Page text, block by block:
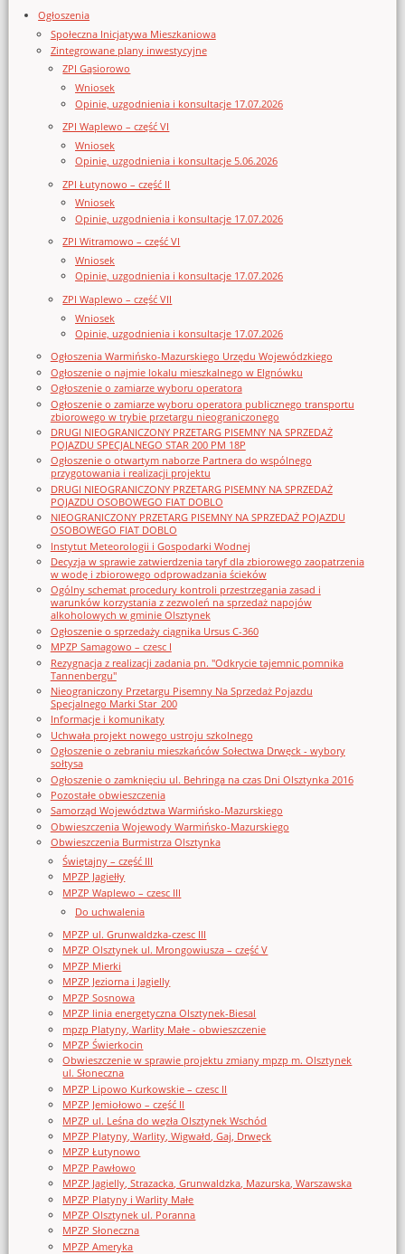
Ogłoszenia
Społeczna Inicjatywa Mieszkaniowa
Zintegrowane plany inwestycyjne
ZPI Gąsiorowo
Wniosek
Opinie, uzgodnienia i konsultacje 17.07.2026
ZPI Waplewo – część VI
Wniosek
Opinie, uzgodnienia i konsultacje 5.06.2026
ZPI Łutynowo – część II
Wniosek
Opinie, uzgodnienia i konsultacje 17.07.2026
ZPI Witramowo – część VI
Wniosek
Opinie, uzgodnienia i konsultacje 17.07.2026
ZPI Waplewo – część VII
Wniosek
Opinie, uzgodnienia i konsultacje 17.07.2026
Ogłoszenia Warmińsko-Mazurskiego Urzędu Wojewódzkiego
Ogłoszenie o najmie lokalu mieszkalnego w Elgnówku
Ogłoszenie o zamiarze wyboru operatora
Ogłoszenie o zamiarze wyboru operatora publicznego transportu
zbiorowego w trybie przetargu nieograniczonego
DRUGI NIEOGRANICZONY PRZETARG PISEMNY NA SPRZEDAŻ
POJAZDU SPECJALNEGO STAR 200 PM 18P
Ogłoszenie o otwartym naborze Partnera do wspólnego
przygotowania i realizacji projektu
DRUGI NIEOGRANICZONY PRZETARG PISEMNY NA SPRZEDAŻ
POJAZDU OSOBOWEGO FIAT DOBLO
NIEOGRANICZONY PRZETARG PISEMNY NA SPRZEDAŻ POJAZDU
OSOBOWEGO FIAT DOBLO
Instytut Meteorologii i Gospodarki Wodnej
Decyzja w sprawie zatwierdzenia taryf dla zbiorowego zaopatrzenia
w wodę i zbiorowego odprowadzania ścieków
Ogólny schemat procedury kontroli przestrzegania zasad i
warunków korzystania z zezwoleń na sprzedaż napojów
alkoholowych w gminie Olsztynek
Ogłoszenie o sprzedaży ciągnika Ursus C-360
MPZP Samagowo – czesc I
Rezygnacja z realizacji zadania pn. "Odkrycie tajemnic pomnika
Tannenbergu"
Nieograniczony Przetargu Pisemny Na Sprzedaż Pojazdu
Specjalnego Marki Star_200
Informacje i komunikaty
Uchwała projekt nowego ustroju szkolnego
Ogłoszenie o zebraniu mieszkańców Sołectwa Drwęck - wybory
sołtysa
Ogłoszenie o zamknięciu ul. Behringa na czas Dni Olsztynka 2016
Pozostałe obwieszczenia
Samorząd Województwa Warmińsko-Mazurskiego
Obwieszczenia Wojewody Warmińsko-Mazurskiego
Obwieszczenia Burmistrza Olsztynka
Świętajny – część III
MPZP Jagiełły
MPZP Waplewo – czesc III
Do uchwalenia
MPZP ul. Grunwaldzka-czesc III
MPZP Olsztynek ul. Mrongowiusza – część V
MPZP Mierki
MPZP Jeziorna i Jagielly
MPZP Sosnowa
MPZP linia energetyczna Olsztynek-Biesal
mpzp Platyny, Warlity Małe - obwieszczenie
MPZP Świerkocin
Obwieszczenie w sprawie projektu zmiany mpzp m. Olsztynek
ul. Słoneczna
MPZP Lipowo Kurkowskie – czesc II
MPZP Jemiołowo – część II
MPZP ul. Leśna do węzła Olsztynek Wschód
MPZP Platyny, Warlity, Wigwałd, Gaj, Drwęck
MPZP Łutynowo
MPZP Pawłowo
MPZP Jagielly, Strazacka, Grunwaldzka, Mazurska, Warszawska
MPZP Platyny i Warlity Małe
MPZP Olsztynek ul. Poranna
MPZP Słoneczna
MPZP Ameryka